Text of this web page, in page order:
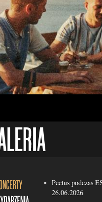
Pectus podczas
26.06.2026